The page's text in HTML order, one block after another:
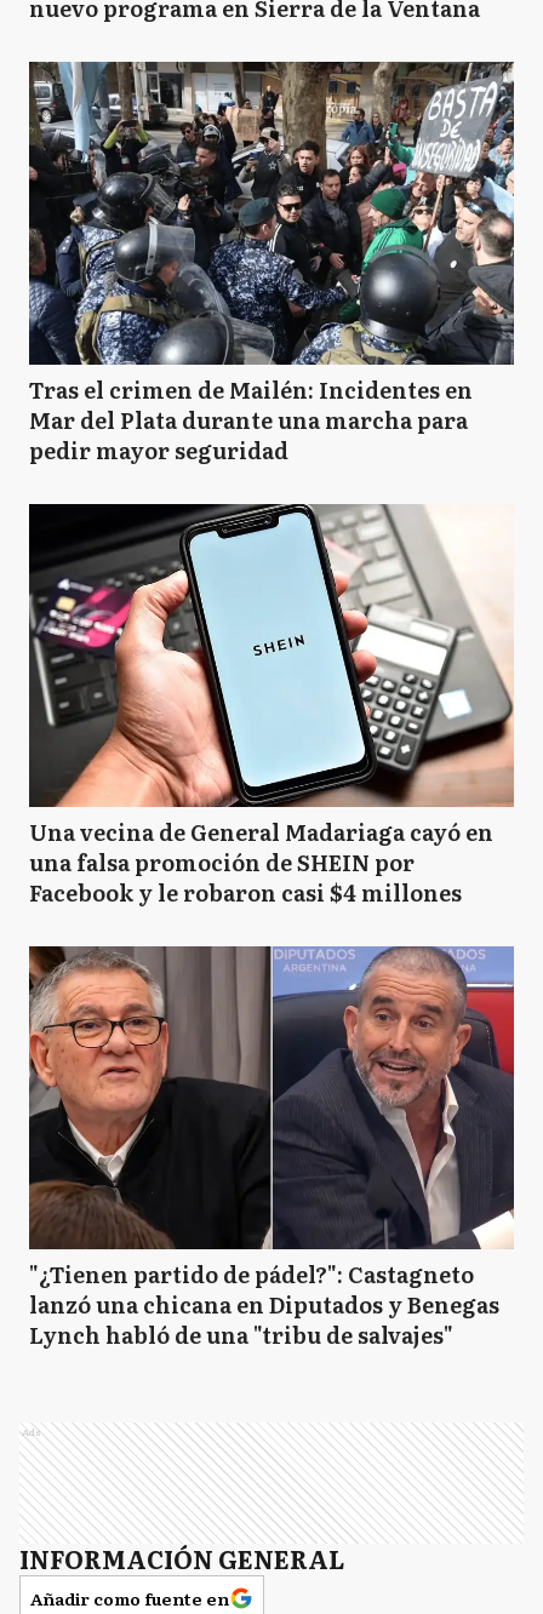
nuevo programa en Sierra de la Ventana
Tras el crimen de Mailén: Incidentes en
Mar del Plata durante una marcha para
pedir mayor seguridad
Una vecina de General Madariaga cayó en
una falsa promoción de SHEIN por
Facebook y le robaron casi $4 millones
"¿Tienen partido de pádel?": Castagneto
lanzó una chicana en Diputados y Benegas
Lynch habló de una "tribu de salvajes"
Ads
INFORMACIÓN GENERAL
Añadir como fuente en